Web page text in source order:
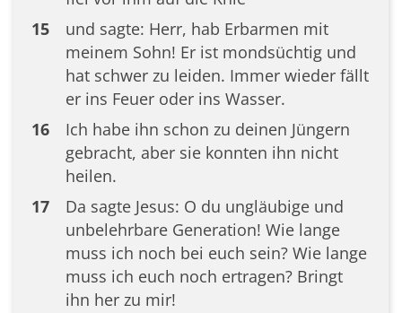
15
und sagte: Herr, hab Erbarmen mit
meinem Sohn! Er ist mondsüchtig und
hat schwer zu leiden. Immer wieder fällt
er ins Feuer oder ins Wasser.
16
Ich habe ihn schon zu deinen Jüngern
gebracht, aber sie konnten ihn nicht
heilen.
17
Da sagte Jesus: O du ungläubige und
unbelehrbare Generation! Wie lange
muss ich noch bei euch sein? Wie lange
muss ich euch noch ertragen? Bringt
ihn her zu mir!